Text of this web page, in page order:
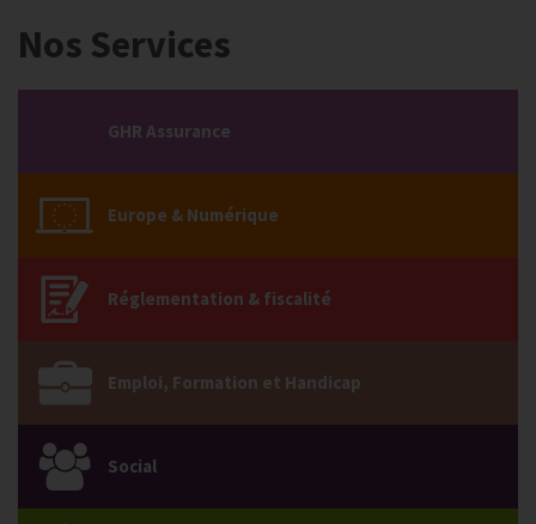
Nos Services
GHR Assurance
Europe & Numérique
Réglementation & fiscalité
Emploi, Formation et Handicap
Social